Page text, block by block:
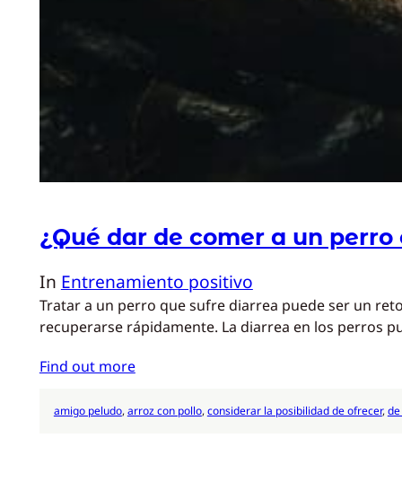
¿Qué dar de comer a un
In Entrenamiento positivo
Tratar a un perro que sufre diarrea puede ser un
recuperarse rápidamente. La diarrea en los perros
Find out more
amigo peludo, arroz con pollo, considerar la posibilidad de ofrecer,